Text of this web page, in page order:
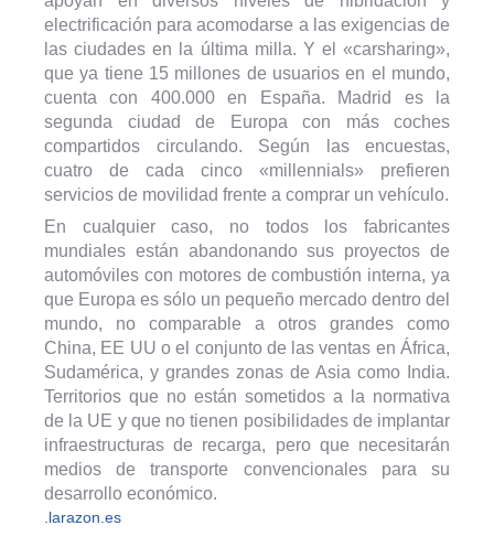
electrificación para acomodarse a las exigencias de
las ciudades en la última milla. Y el «carsharing»,
que ya tiene 15 millones de usuarios en el mundo,
cuenta con 400.000 en España. Madrid es la
segunda ciudad de Europa con más coches
compartidos circulando. Según las encuestas,
cuatro de cada cinco «millennials» prefieren
servicios de movilidad frente a comprar un vehículo.
En cualquier caso, no todos los fabricantes
mundiales están abandonando sus proyectos de
automóviles con motores de combustión interna, ya
que Europa es sólo un pequeño mercado dentro del
mundo, no comparable a otros grandes como
China, EE UU o el conjunto de las ventas en África,
Sudamérica, y grandes zonas de Asia como India.
Territorios que no están sometidos a la normativa
de la UE y que no tienen posibilidades de implantar
infraestructuras de recarga, pero que necesitarán
medios de transporte convencionales para su
desarrollo económico.
.larazon.es